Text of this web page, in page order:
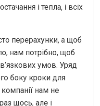
і тепла, і всіх
перерахунки, а щоб
нам потрібно, щоб
умов. Уряд
боку кроки для
нам не
щось, але і